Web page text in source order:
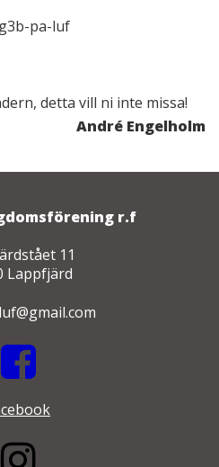
pa-luf
detta vill ni inte missa!
André Engelholm
r.f
11
Lappfjärd